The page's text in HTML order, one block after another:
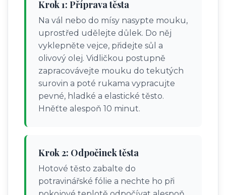
Krok 1: Příprava těsta
Na vál nebo do mísy nasypte mouku,
uprostřed udělejte důlek. Do něj
vyklepněte vejce, přidejte sůl a
olivový olej. Vidličkou postupně
zapracovávejte mouku do tekutých
surovin a poté rukama vypracujte
pevné, hladké a elastické těsto.
Hněťte alespoň 10 minut.
Krok 2: Odpočinek těsta
Hotové těsto zabalte do
potravinářské fólie a nechte ho při